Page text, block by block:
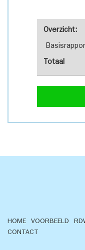
Overzicht:
Totaal
HOME VOORBEELD
CONTACT